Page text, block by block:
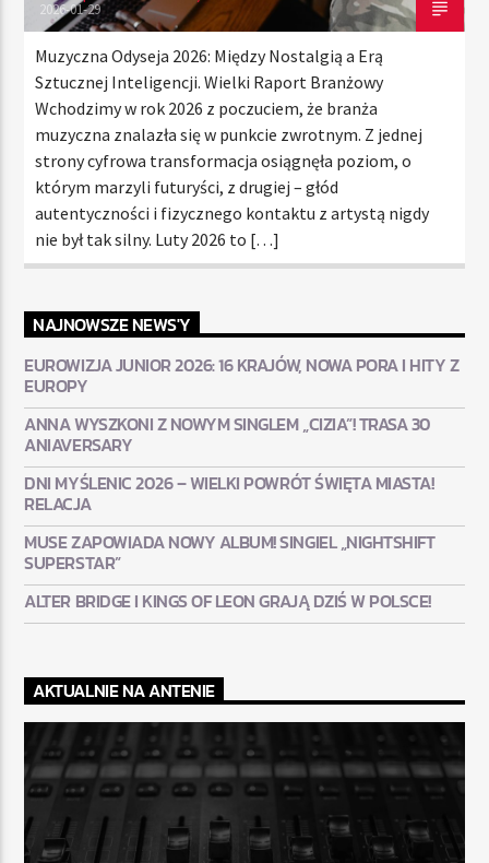
2026-01-29
Muzyczna Odyseja 2026: Między Nostalgią a Erą
Sztucznej Inteligencji. Wielki Raport Branżowy
Wchodzimy w rok 2026 z poczuciem, że branża
muzyczna znalazła się w punkcie zwrotnym. Z jednej
strony cyfrowa transformacja osiągnęła poziom, o
którym marzyli futuryści, z drugiej – głód
autentyczności i fizycznego kontaktu z artystą nigdy
nie był tak silny. Luty 2026 to […]
NAJNOWSZE NEWS'Y
EUROWIZJA JUNIOR 2026: 16 KRAJÓW, NOWA PORA I HITY Z
EUROPY
ANNA WYSZKONI Z NOWYM SINGLEM „CIZIA”! TRASA 30
ANIAVERSARY
DNI MYŚLENIC 2026 – WIELKI POWRÓT ŚWIĘTA MIASTA!
RELACJA
MUSE ZAPOWIADA NOWY ALBUM! SINGIEL „NIGHTSHIFT
SUPERSTAR”
ALTER BRIDGE I KINGS OF LEON GRAJĄ DZIŚ W POLSCE!
AKTUALNIE NA ANTENIE